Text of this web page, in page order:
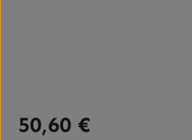
Regulärer Preis:
50,60 €